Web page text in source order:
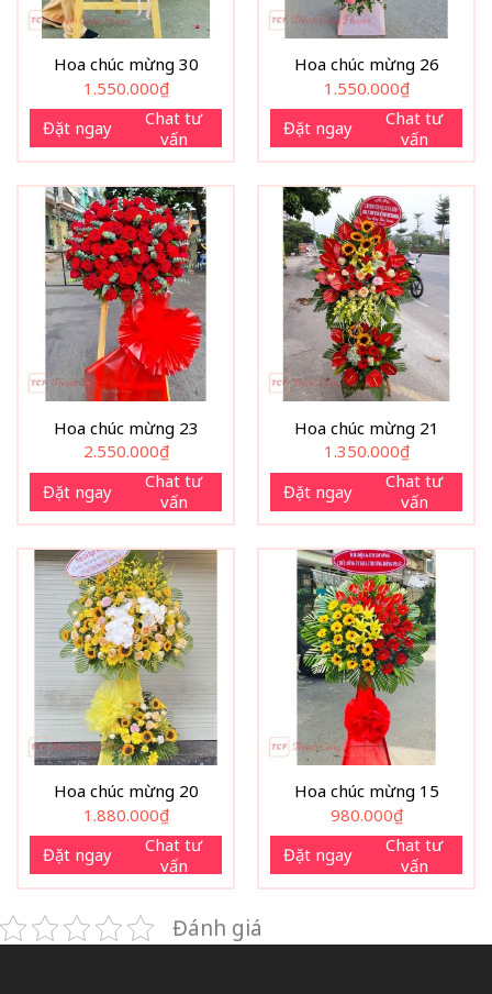
Hoa chúc mừng 30
1.550.000₫
Đặt ngay
Chat tư
vấn
Hoa chúc mừng 26
1.550.000₫
Đặt ngay
Chat tư
vấn
Hoa chúc mừng 23
2.550.000₫
Đặt ngay
Chat tư
vấn
Hoa chúc mừng 21
1.350.000₫
Đặt ngay
Chat tư
vấn
Hoa chúc mừng 20
1.880.000₫
Đặt ngay
Chat tư
vấn
Hoa chúc mừng 15
980.000₫
Đặt ngay
Chat tư
vấn
Đánh giá